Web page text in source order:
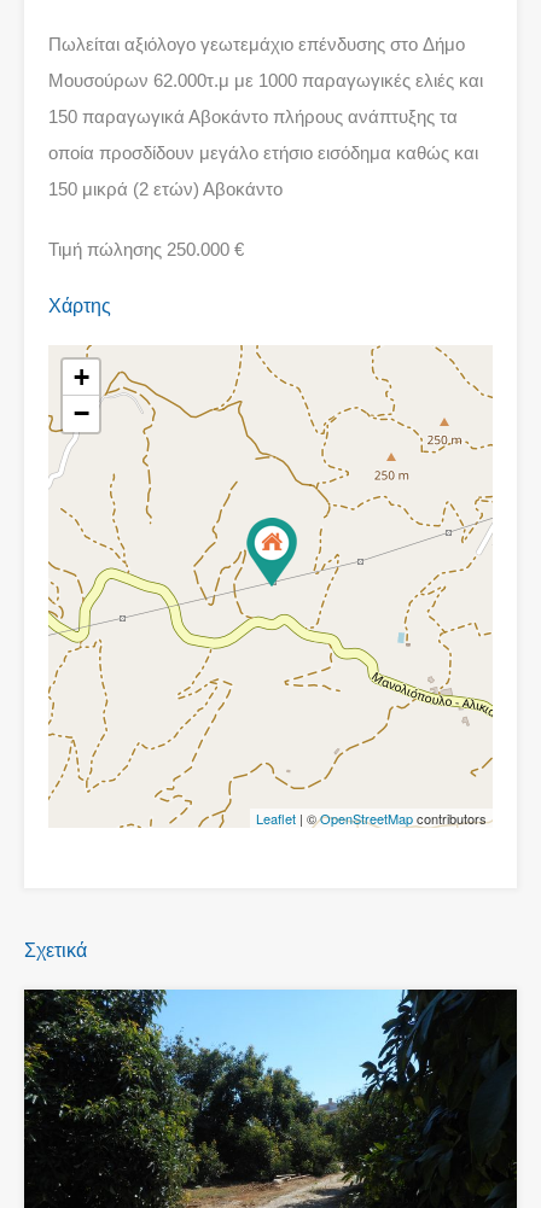
Πωλείται αξιόλογο γεωτεμάχιο επένδυσης στo Δήμο
Μουσούρων 62.000τ.μ με 1000 παραγωγικές ελιές και
150 παραγωγικά Αβοκάντο πλήρους ανάπτυξης τα
οποία προσδίδουν μεγάλο ετήσιο εισόδημα καθώς και
150 μικρά (2 ετών) Αβοκάντο
Τιμή πώλησης 250.000 €
Χάρτης
+
−
Leaflet | ©OpenStreetMapcontributors
Σχετικά